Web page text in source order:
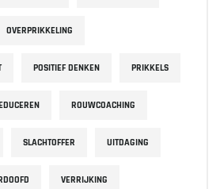
OVERPRIKKELING
POSITIEF DENKEN PRIKKELS
ROUWCOACHING
SLACHTOFFER UITDAGING
VERRIJKING